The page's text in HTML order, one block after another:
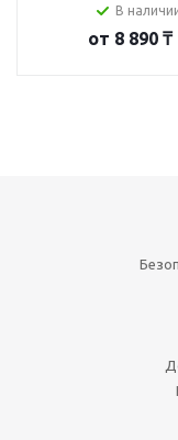
В
от 8 890 ₸